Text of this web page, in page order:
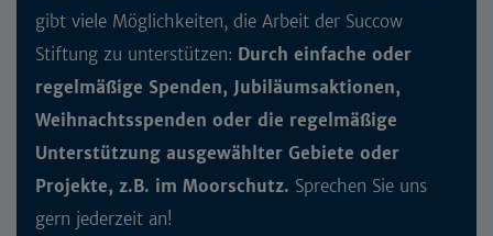
gibt viele Möglichkeiten, die Arbeit der Succow
Stiftung zu unterstützen: Durch einfache oder
regelmäßige Spenden, Jubiläumsaktionen,
Weihnachtsspenden oder die regelmäßige
Unterstützung ausgewählter Gebiete oder
Projekte, z.B. im Moorschutz. Sprechen Sie uns
gern jederzeit an!